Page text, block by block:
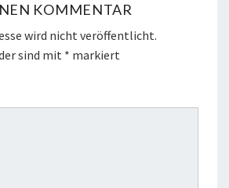
KOMMENTAR
wird nicht veröffentlicht.
sind mit * markiert